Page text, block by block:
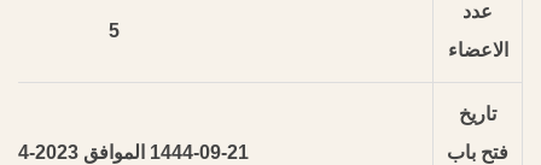
عدد
الاعضاء
5
تاريخ
فتح باب
1444-09-21 الموافق 2023-04-12